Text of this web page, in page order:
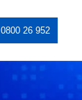
0800 26 952